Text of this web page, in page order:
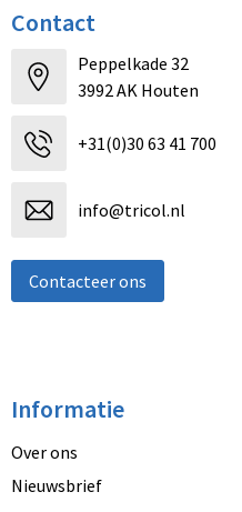
Contact
Peppelkade 32
3992 AK Houten
+31(0)30 63 41 700
info@tricol.nl
Contacteer ons
Informatie
Over ons
Nieuwsbrief